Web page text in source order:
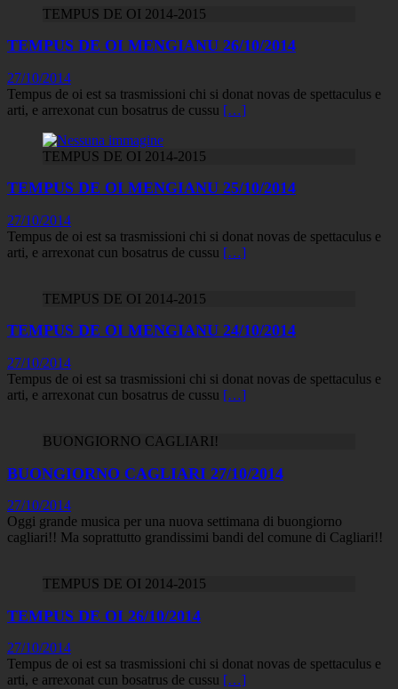
TEMPUS DE OI 2014-2015
TEMPUS DE OI MENGIANU 26/10/2014
27/10/2014
Tempus de oi est sa trasmissioni chi si donat novas de spettaculus e
arti, e arrexonat cun bosatrus de cussu […]
TEMPUS DE OI 2014-2015
TEMPUS DE OI MENGIANU 25/10/2014
27/10/2014
Tempus de oi est sa trasmissioni chi si donat novas de spettaculus e
arti, e arrexonat cun bosatrus de cussu […]
TEMPUS DE OI 2014-2015
TEMPUS DE OI MENGIANU 24/10/2014
27/10/2014
Tempus de oi est sa trasmissioni chi si donat novas de spettaculus e
arti, e arrexonat cun bosatrus de cussu […]
BUONGIORNO CAGLIARI!
BUONGIORNO CAGLIARI 27/10/2014
27/10/2014
Oggi grande musica per una nuova settimana di buongiorno
cagliari!! Ma soprattutto grandissimi bandi del comune di Cagliari!!
TEMPUS DE OI 2014-2015
TEMPUS DE OI 26/10/2014
27/10/2014
Tempus de oi est sa trasmissioni chi si donat novas de spettaculus e
arti, e arrexonat cun bosatrus de cussu […]